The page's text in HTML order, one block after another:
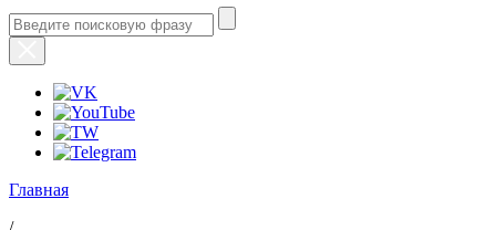
Главная